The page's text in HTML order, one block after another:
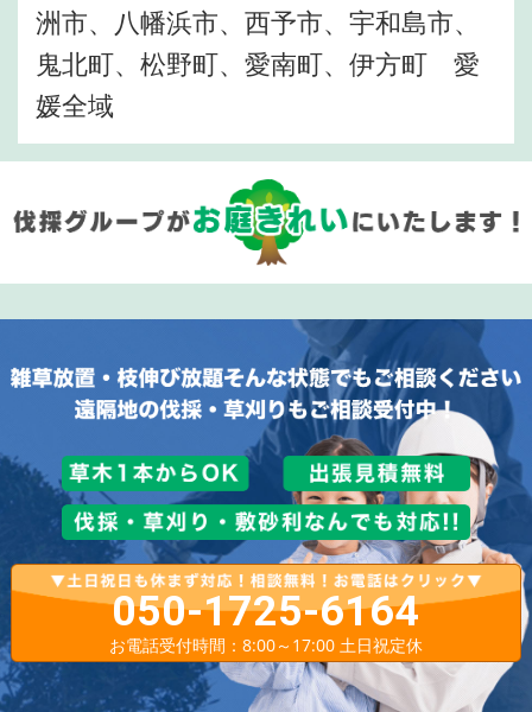
洲市、八幡浜市、西予市、宇和島市、
鬼北町、松野町、愛南町、伊方町 愛
媛全域
050-1725-6164
お電話受付時間：8:00～17:00 土日祝定休